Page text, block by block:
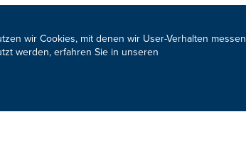
als Newsletter
wir Cookies, mit denen wir User-Verhalten messen
werden, erfahren Sie in unseren